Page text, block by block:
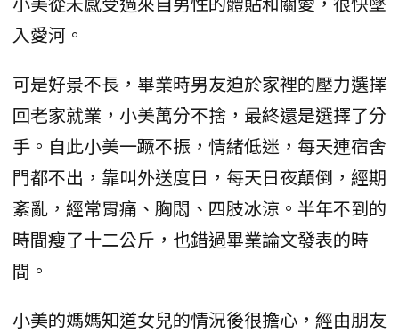
入愛河。
可是好景不長，畢業時男友迫於家裡的壓力選擇
回老家就業，小美萬分不捨，最終還是選擇了分
手。自此小美一蹶不振，情緒低迷，每天連宿舍
門都不出，靠叫外送度日，每天日夜顛倒，經期
紊亂，經常胃痛、胸悶、四肢冰涼。半年不到的
時間瘦了十二公斤，也錯過畢業論文發表的時
間。
小美的媽媽知道女兒的情況後很擔心，經由朋友